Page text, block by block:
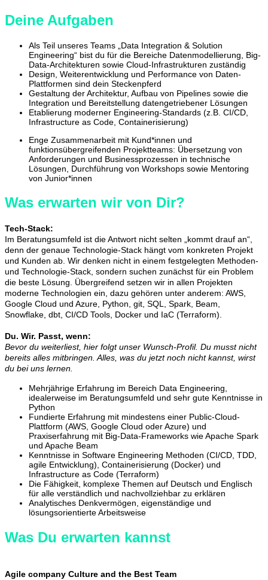
Deine Aufgaben
Als Teil unseres Teams „Data Integration & Solution
Engineering“ bist du für die Bereiche Datenmodellierung, Big-
Data-Architekturen sowie Cloud-Infrastrukturen zuständig
Design, Weiterentwicklung und Performance von Daten-
Plattformen sind dein Steckenpferd
Gestaltung der Architektur, Aufbau von Pipelines sowie die
Integration und Bereitstellung datengetriebener Lösungen
Etablierung moderner Engineering-Standards (z.B. CI/CD,
Infrastructure as Code, Containerisierung)
Enge Zusammenarbeit mit Kund*innen und
funktionsübergreifenden Projektteams: Übersetzung von
Anforderungen und Businessprozessen in technische
Lösungen, Durchführung von Workshops sowie Mentoring
von Junior*innen
Was erwarten wir von Dir?
Tech-Stack:
Im Beratungsumfeld ist die Antwort nicht selten „kommt drauf an“,
denn der genaue Technologie-Stack hängt vom konkreten Projekt
und Kunden ab. Wir denken nicht in einem festgelegten Methoden-
und Technologie-Stack, sondern suchen zunächst für ein Problem
die beste Lösung. Übergreifend setzen wir in allen Projekten
moderne Technologien ein, dazu gehören unter anderem: AWS,
Google Cloud und Azure, Python, git, SQL, Spark, Beam,
Snowflake, dbt, CI/CD Tools, Docker und IaC (Terraform).
Du. Wir. Passt, wenn:
Bevor du weiterliest, hier folgt unser Wunsch-Profil. Du musst nicht
bereits alles mitbringen. Alles, was du jetzt noch nicht kannst, wirst
du bei uns lernen.
Mehrjährige Erfahrung im Bereich Data Engineering,
idealerweise im Beratungsumfeld und sehr gute Kenntnisse in
Python
Fundierte Erfahrung mit mindestens einer Public-Cloud-
Plattform (AWS, Google Cloud oder Azure) und
Praxiserfahrung mit Big-Data-Frameworks wie Apache Spark
und Apache Beam
Kenntnisse in Software Engineering Methoden (CI/CD, TDD,
agile Entwicklung), Containerisierung (Docker) und
Infrastructure as Code (Terraform)
Die Fähigkeit, komplexe Themen auf Deutsch und Englisch
für alle verständlich und nachvollziehbar zu erklären
Analytisches Denkvermögen, eigenständige und
lösungsorientierte Arbeitsweise
Was Du erwarten kannst
Agile company Culture and the Best Team